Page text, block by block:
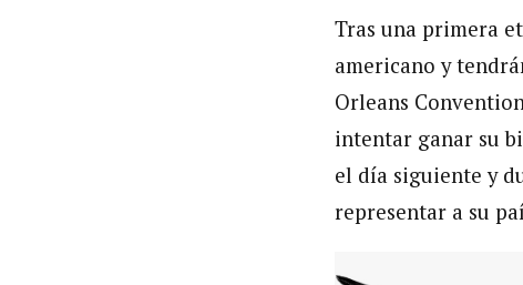
Tras una primera
americano y
Orleans
intentar ganar su
el día siguiente y
representar a su